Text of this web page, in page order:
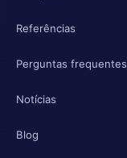
Referências
Perguntas frequentes
Notícias
Blog